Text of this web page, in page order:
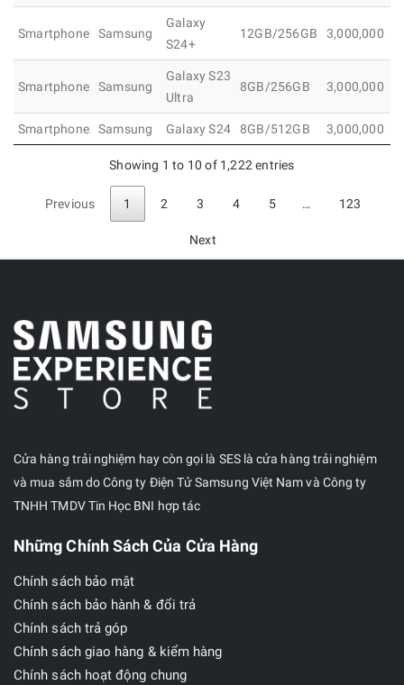
Smartphone Samsung
Galaxy
S24+
12GB/256GB 3,000,000
Smartphone Samsung
Galaxy S23
Ultra
8GB/256GB 3,000,000
Smartphone Samsung Galaxy S24 8GB/512GB 3,000,000
Showing 1 to 10 of 1,222 entries
Previous 1 2 3 4 5 … 123
Next
Cửa hàng trải nghiệm hay còn gọi là SES là cửa hàng trải nghiệm
và mua sắm do Công ty Điện Tử Samsung Việt Nam và Công ty
TNHH TMDV Tin Học BNI hợp tác
Những Chính Sách Của Cửa Hàng
Chính sách bảo mật
Chính sách bảo hành & đổi trả
Chính sách trả góp
Chính sách giao hàng & kiểm hàng
Chính sách hoạt động chung